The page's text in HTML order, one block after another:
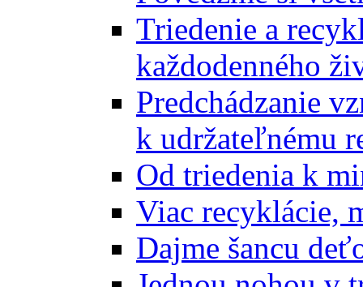
Triedenie a
každodenného
Predchádzanie
k udržateľnému
Od triedenia k
Viac recyklácie,
Dajme šancu